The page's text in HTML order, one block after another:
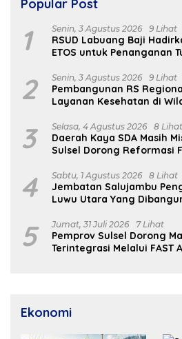
Popular Post
1 Senin, 3 Agustus 2026 9 Lihat
RSUD Labuang Baji
ETOS untuk Penanganan
2 Senin, 3 Agustus 2026 9 Lihat
Pembangunan RS
Layanan Kesehatan di
3 Selasa, 4 Agustus 2026 8 Lihat
Daerah Kaya SDA Masih
Sulsel Dorong Reformasi
4 Sabtu, 1 Agustus 2026 8 Lihat
Jembatan Salujambu
Luwu Utara Yang
5 Jumat, 31 Juli 2026 7 Lihat
Pemprov Sulsel Dorong
Terintegrasi Melalui FAST
Ekonomi